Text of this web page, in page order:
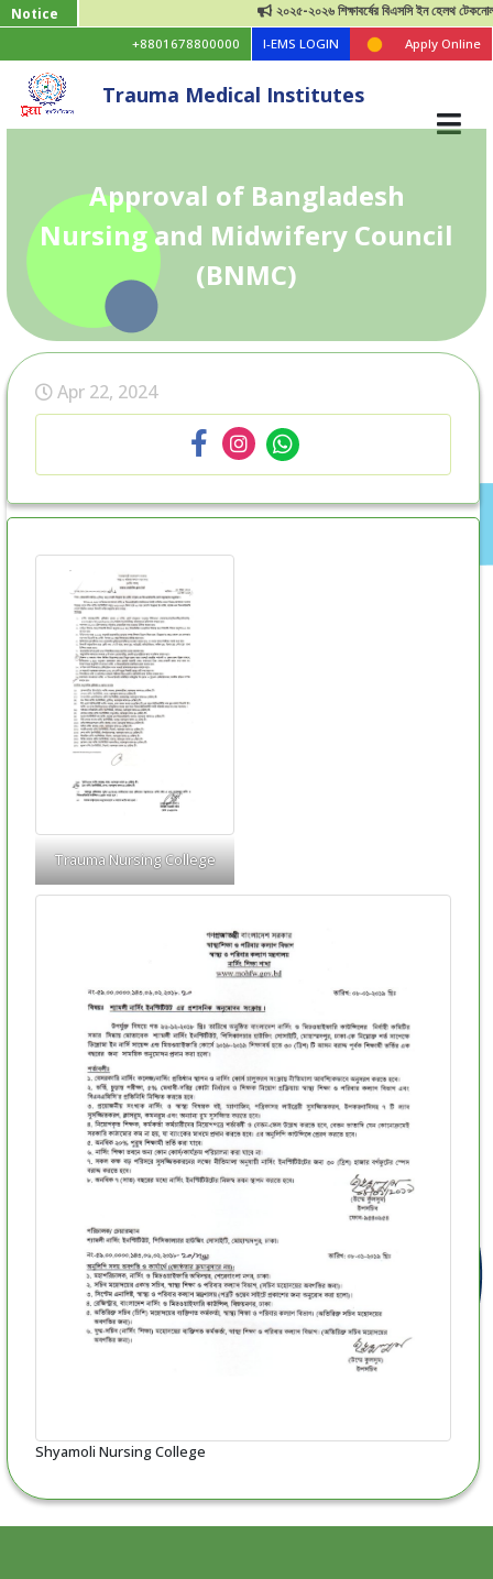
Notice ২০২৫-২০২৬ শিক্ষাবর্ষের বিএসসি ইন হেলথ টেকনোলজি
+8801678800000 I-EMS LOGIN Apply Online
Trauma Medical Institutes
Approval of Bangladesh
Nursing and Midwifery Council
(BNMC)
Apr 22, 2024
Trauma Nursing College
Shyamoli Nursing College